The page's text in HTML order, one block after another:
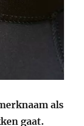
als
gaat.